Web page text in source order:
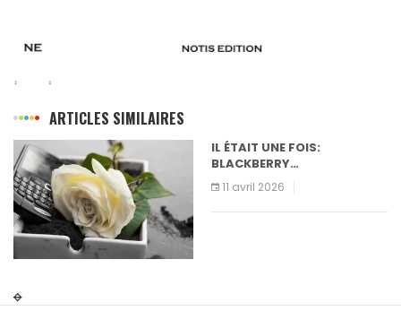
ARTICLES SIMILAIRES
IL ÉTAIT UNE FOIS:
BLACKBERRY…
11 avril 2026